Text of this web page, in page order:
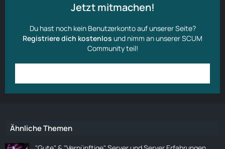
Jetzt mitmachen!
Du hast noch kein Benutzerkonto auf unserer Seite?
Registriere dich kostenlos und nimm an unserer SCUM
Community teil!
Ähnliche Themen